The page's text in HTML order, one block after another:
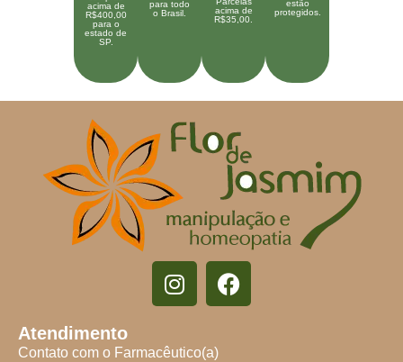
acima de
R$400,00
para o
estado de
SP.
para todo
o Brasil.
acima de
R$35,00.
estão
protegidos.
Atendimento
Contato com o Farmacêutico(a)